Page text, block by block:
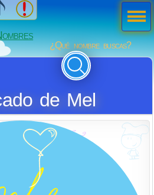
¿Qué nombre buscas?
de Mel
Men
ú